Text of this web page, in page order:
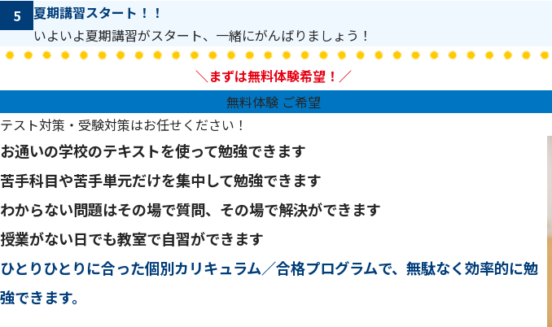
5
夏期講習スタート！！
いよいよ夏期講習がスタート、一緒にがんばりましょう！
＼まずは無料体験希望！／
無料体験 ご希望
テスト対策・受験対策はお任せください！
お通いの学校のテキストを使って勉強できます
苦手科目や苦手単元だけを集中して勉強できます
わからない問題はその場で質問、その場で解決ができます
授業がない日でも教室で自習ができます
ひとりひとりに合った個別カリキュラム／合格プログラムで、無駄なく効率的に勉
強できます。